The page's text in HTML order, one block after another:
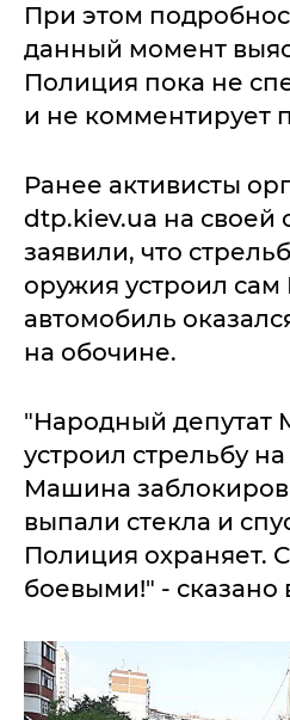
При этом
данный момент
Полиция пока не
и не комментирует
Ранее активисты
dtp.kiev.ua на своей
заявили, что
оружия устроил
автомобиль
на обочине.
"Народный депутат
устроил стрельбу
Машина
выпали стекла и
Полиция охраняет.
боевыми!" -